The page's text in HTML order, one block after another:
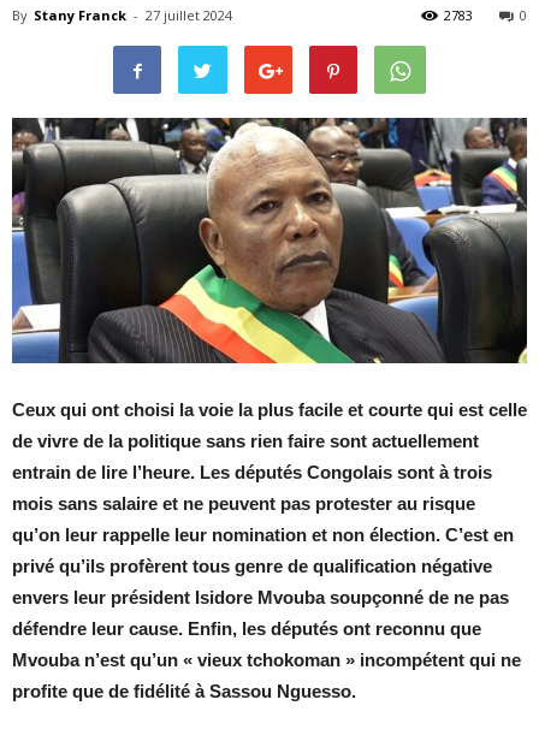
By Stany Franck - 27 juillet 2024 0
2783
Ceux qui ont choisi la voie la plus facile et courte qui est celle
de vivre de la politique sans rien faire sont actuellement
entrain de lire l’heure. Les députés Congolais sont à trois
mois sans salaire et ne peuvent pas protester au risque
qu’on leur rappelle leur nomination et non élection. C’est en
privé qu’ils profèrent tous genre de qualification négative
envers leur président Isidore Mvouba soupçonné de ne pas
défendre leur cause. Enfin, les députés ont reconnu que
Mvouba n’est qu’un « vieux tchokoman » incompétent qui ne
profite que de fidélité à Sassou Nguesso.